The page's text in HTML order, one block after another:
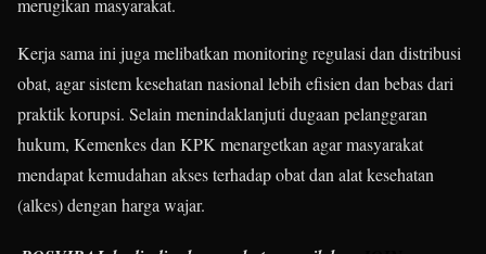
merugikan masyarakat.
Kerja sama ini juga melibatkan monitoring regulasi dan distribusi
obat, agar sistem kesehatan nasional lebih efisien dan bebas dari
praktik korupsi. Selain menindaklanjuti dugaan pelanggaran
hukum, Kemenkes dan KPK menargetkan agar masyarakat
mendapat kemudahan akses terhadap obat dan alat kesehatan
(alkes) dengan harga wajar.